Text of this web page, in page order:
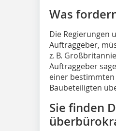
Was
Die Regierungen
Auftraggeber,
z. B.
Auftraggeber
einer bestimmten
Baubeteiligten
Sie finden